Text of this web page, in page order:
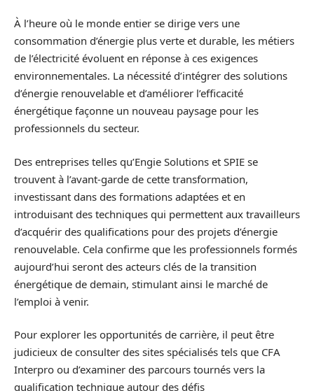
À l’heure où le monde entier se dirige vers une
consommation d’énergie plus verte et durable, les métiers
de l’électricité évoluent en réponse à ces exigences
environnementales. La nécessité d’intégrer des solutions
d’énergie renouvelable et d’améliorer l’efficacité
énergétique façonne un nouveau paysage pour les
professionnels du secteur.
Des entreprises telles qu’Engie Solutions et SPIE se
trouvent à l’avant-garde de cette transformation,
investissant dans des formations adaptées et en
introduisant des techniques qui permettent aux travailleurs
d’acquérir des qualifications pour des projets d’énergie
renouvelable. Cela confirme que les professionnels formés
aujourd’hui seront des acteurs clés de la transition
énergétique de demain, stimulant ainsi le marché de
l’emploi à venir.
Pour explorer les opportunités de carrière, il peut être
judicieux de consulter des sites spécialisés tels que CFA
Interpro ou d’examiner des parcours tournés vers la
qualification technique autour des défis